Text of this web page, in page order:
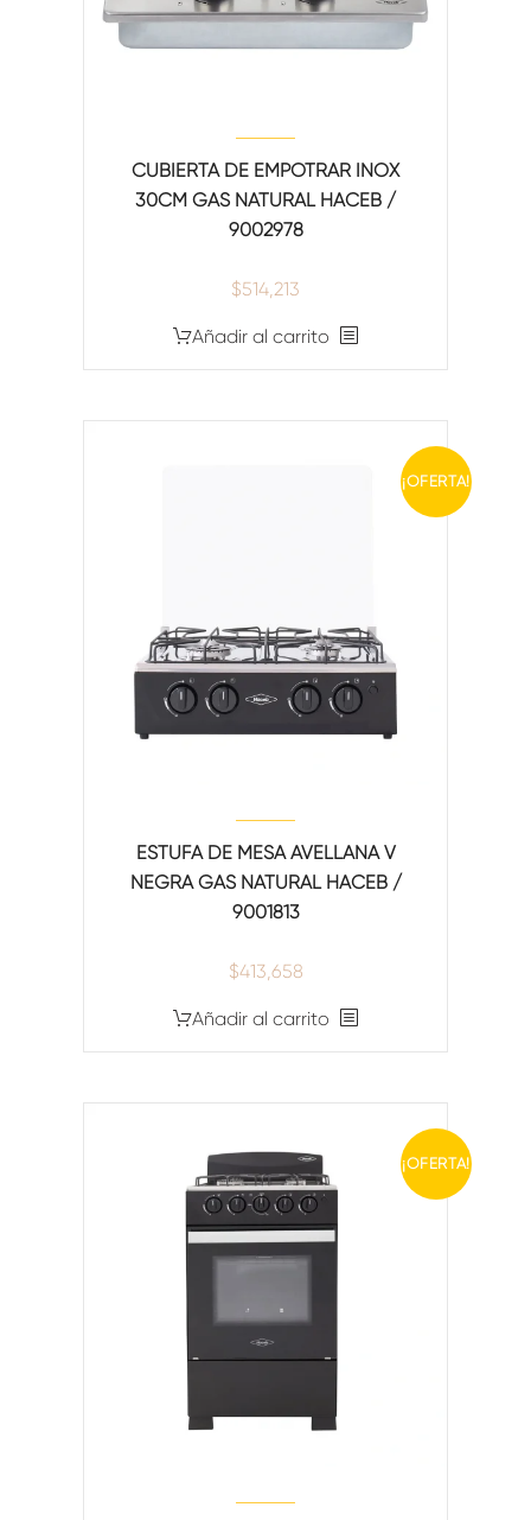
CUBIERTA DE EMPOTRAR INOX
30CM GAS NATURAL HACEB /
9002978
$514,213
Añadir al carrito
¡OFERTA!
ESTUFA DE MESA AVELLANA V
NEGRA GAS NATURAL HACEB /
9001813
$413,658
Añadir al carrito
¡OFERTA!